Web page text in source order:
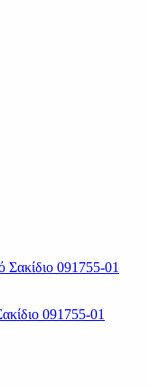
091755-01